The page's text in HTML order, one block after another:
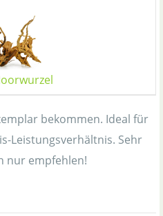
bekommen. Ideal für
Leistungsverhältnis. Sehr
nur empfehlen!